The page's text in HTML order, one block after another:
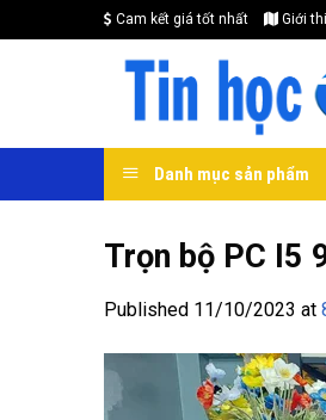
to
Cam kết giá tốt nhất Giới
Danh mục sản phẩm
Trọn bộ PC I5
Published 11/10/2023 at